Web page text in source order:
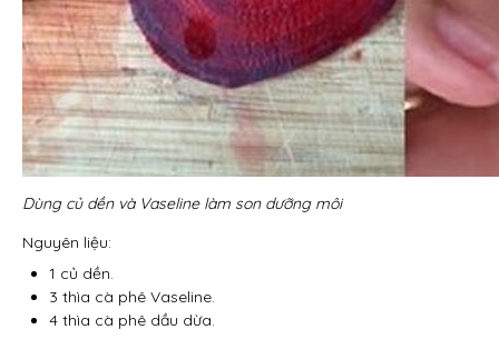
Dùng củ dền và Vaseline làm son dưỡng môi
Nguyên liệu:
1 củ dền.
3 thìa cà phê Vaseline.
4 thìa cà phê dầu dừa.